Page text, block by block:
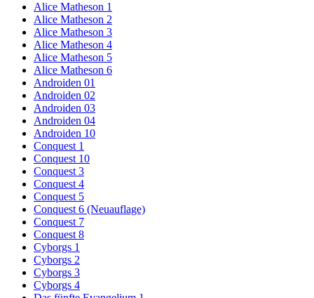
Alice Matheson 1
Alice Matheson 2
Alice Matheson 3
Alice Matheson 4
Alice Matheson 5
Alice Matheson 6
Androiden 01
Androiden 02
Androiden 03
Androiden 04
Androiden 10
Conquest 1
Conquest 10
Conquest 3
Conquest 4
Conquest 5
Conquest 6 (Neuauflage)
Conquest 7
Conquest 8
Cyborgs 1
Cyborgs 2
Cyborgs 3
Cyborgs 4